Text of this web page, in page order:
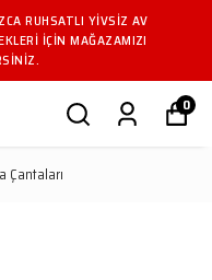
RUHSATLI YIVSIZ AV
IÇIN MAĞAZAMIZI
0
Çantaları